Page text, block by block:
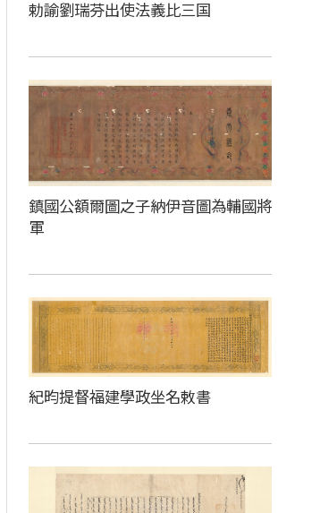
勅諭劉瑞芬出使法義比三国
鎮國公額爾圖之子納伊音圖為輔國將
軍
紀昀提督福建學政坐名敕書